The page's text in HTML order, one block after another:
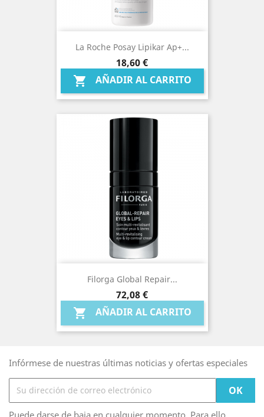
La Roche Posay Lipikar Ap+...
Precio
18,60 €
 AÑADIR AL CARRITO
Filorga Global Repair...
Precio
72,08 €
 AÑADIR AL CARRITO
Infórmese de nuestras últimas noticias y ofertas especiales
Puede darse de baja en cualquier momento. Para ello,